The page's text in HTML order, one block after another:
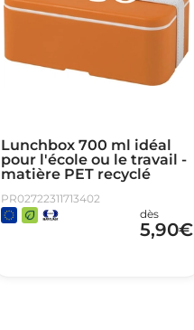
Lunchbox 700 ml idéal
pour l'école ou le travail -
matière PET recyclé
PR02722311713402
dès
5,90€